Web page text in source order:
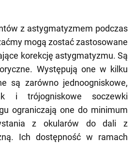
z astygmatyzmem podczas
mogą zostać zastosowane
korekcję astygmatyzmu. Są
Występują one w kilku
są zarówno jednoogniskowe,
i trójogniskowe soczewki
ograniczają one do minimum
z okularów do dali z
Ich dostępność w ramach